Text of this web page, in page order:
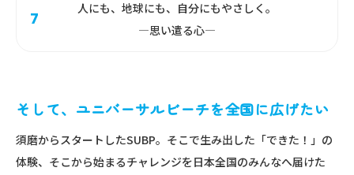
人にも、地球にも、自分にもやさしく。
―思い遣る心―
そして、ユニバーサルビーチを全国に広げたい
須磨からスタートしたSUBP。そこで生み出した「できた！」の
体験、そこから始まるチャレンジを日本全国のみんなへ届けた